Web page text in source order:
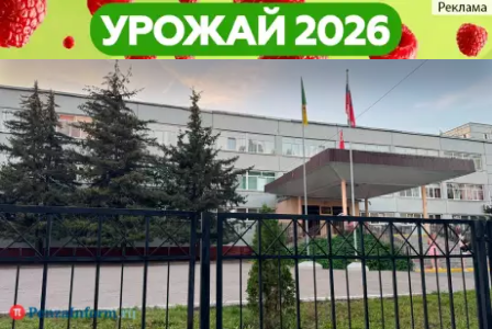
В Пензе задумались об
обеспечении школ Wi-Fi
Учеба
В Пензе задумались об
обеспечении школ Wi-Fi
Учеба
Другие новости по
теме
Погода и курсы
валют в Пензе